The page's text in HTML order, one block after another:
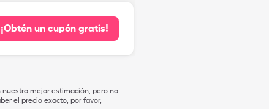
¡Obtén un cupón gratis!
nuestra mejor estimación, pero no
el precio exacto, por favor,